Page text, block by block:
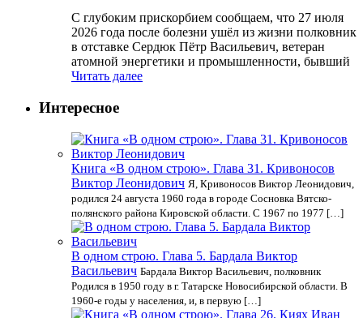
С глубоким прискорбием сообщаем, что 27 июля
2026 года после болезни ушёл из жизни полковник
в отставке Сердюк Пётр Васильевич, ветеран
атомной энергетики и промышленности, бывший
Читать далее
Интересное
Книга «В одном строю». Глава 31. Кривоносов
Виктор Леонидович Я, Кривоносов Виктор Леонидович,
родился 24 августа 1960 года в городе Сосновка Вятско-
полянского района Кировской области. С 1967 по 1977 […]
В одном строю. Глава 5. Бардала Виктор
Васильевич Бардала Виктор Васильевич, полковник
Родился в 1950 году в г. Татарске Новосибирской области. В
1960-е годы у населения, и, в первую […]